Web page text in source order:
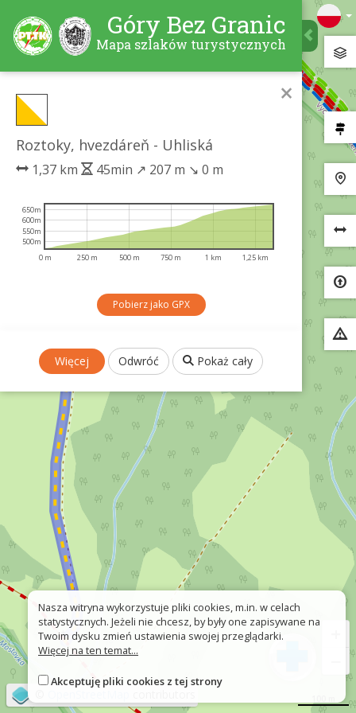
Góry Bez Granic
Mapa szlaków turystycznych
×
Roztoky, hvezdáreň - Uhliská
1,37 km 45min ↗ 207 m ↘ 0 m
0 m 250 m 500 m 750 m 1 km 1,25 km
500m
550m
600m
650m
Pobierz jako GPX
Więcej Odwróć Pokaż cały
Nasza witryna wykorzystuje pliki cookies, m.in. w celach
statystycznych. Jeżeli nie chcesz, by były one zapisywane na
Twoim dysku zmień ustawienia swojej przeglądarki.
Więcej na ten temat...
Akceptuję pliki cookies z tej strony